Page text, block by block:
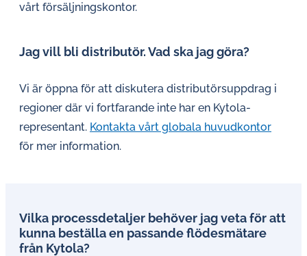
vårt försäljningskontor.
Jag vill bli distributör. Vad ska jag göra?
Vi är öppna för att diskutera distributörsuppdrag i
regioner där vi fortfarande inte har en Kytola-
representant. Kontakta vårt globala huvudkontor
för mer information.
Vilka processdetaljer behöver jag veta för att
kunna beställa en passande flödesmätare
från Kytola?